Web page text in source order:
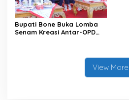
Bupati Bone Buka Lomba
Senam Kreasi Antar-OPD
View More